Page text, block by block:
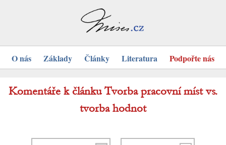
O nás Základy Články Literatura Podpořte nás
Komentáře k článku Tvorba pracovní míst vs.
tvorba hodnot